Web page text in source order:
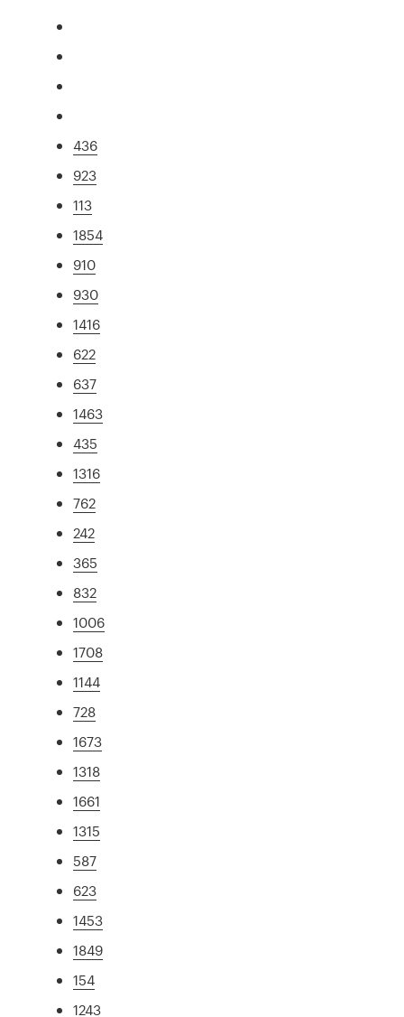
436
923
113
1854
910
930
1416
622
637
1463
435
1316
762
242
365
832
1006
1708
1144
728
1673
1318
1661
1315
587
623
1453
1849
154
1243